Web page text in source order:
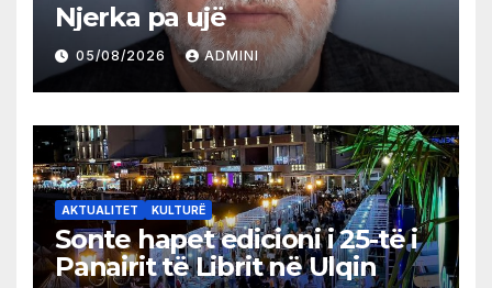
Njerka pa ujë
05/08/2026 ADMINI
AKTUALITET KULTURË
Sonte hapet edicioni i 25-të i
Panairit të Librit në Ulqin